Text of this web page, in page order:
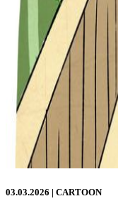
03.03.2026 | CARTOON